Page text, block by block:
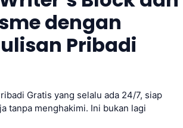
dengan
Pribadi
Gratis yang selalu ada 24/7, siap
tanpa menghakimi. Ini bukan lagi